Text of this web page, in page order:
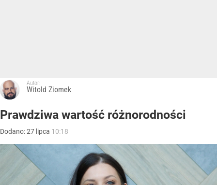
Autor:
Witold Ziomek
Prawdziwa wartość różnorodności
Dodano:27 lipca 10:18